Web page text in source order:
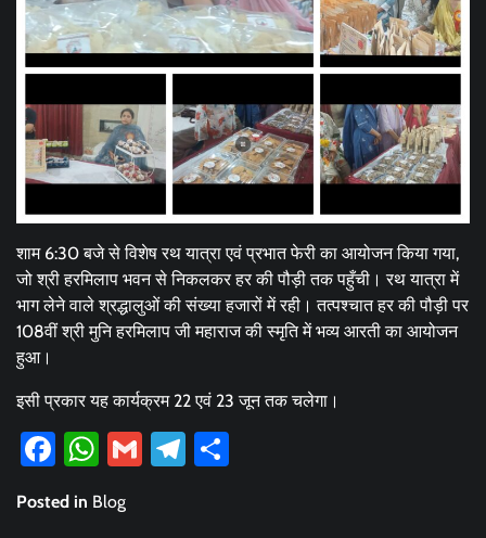
शाम 6:30 बजे से विशेष रथ यात्रा एवं प्रभात फेरी का आयोजन किया गया,
जो श्री हरमिलाप भवन से निकलकर हर की पौड़ी तक पहुँची। रथ यात्रा में
भाग लेने वाले श्रद्धालुओं की संख्या हजारों में रही। तत्पश्चात हर की पौड़ी पर
108वीं श्री मुनि हरमिलाप जी महाराज की स्मृति में भव्य आरती का आयोजन
हुआ।
इसी प्रकार यह कार्यक्रम 22 एवं 23 जून तक चलेगा।
Facebook
WhatsApp
GmailTelegram
Posted in Blog